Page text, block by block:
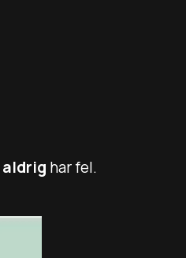
aldrig har fel.